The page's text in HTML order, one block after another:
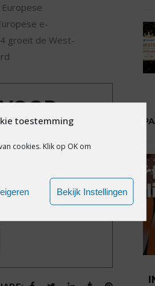
toestemming
cookies. Klik op OK om
Bekijk Instellingen
e-
groeit de West-
voor slechts
archief van